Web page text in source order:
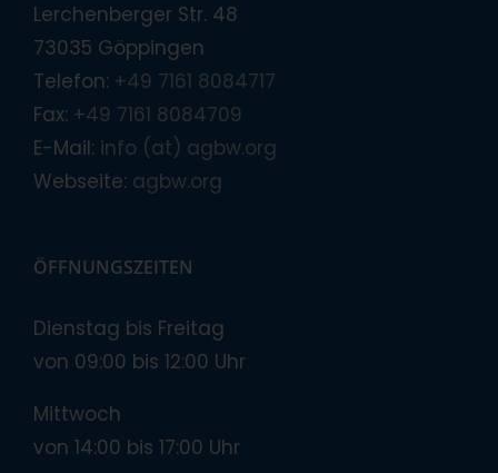
Lerchenberger Str. 48
73035 Göppingen
Telefon: +49 7161 8084717
Fax: +49 7161 8084709
E-Mail: info (at) agbw.org
Webseite: agbw.org
ÖFFNUNGSZEITEN
Dienstag bis Freitag
von 09:00 bis 12:00 Uhr
Mittwoch
von 14:00 bis 17:00 Uhr